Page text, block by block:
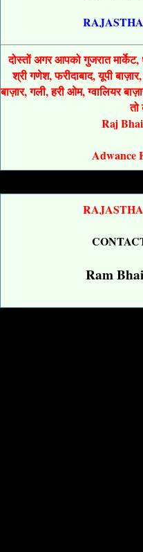
दोस्तों अगर आपको गुजरात मार्केट,
श्री गणेश, फरीदाबाद, यूपी
बाज़ार, गली, हरी ओम, ग्वालियर
Raj
Adwance
Ram